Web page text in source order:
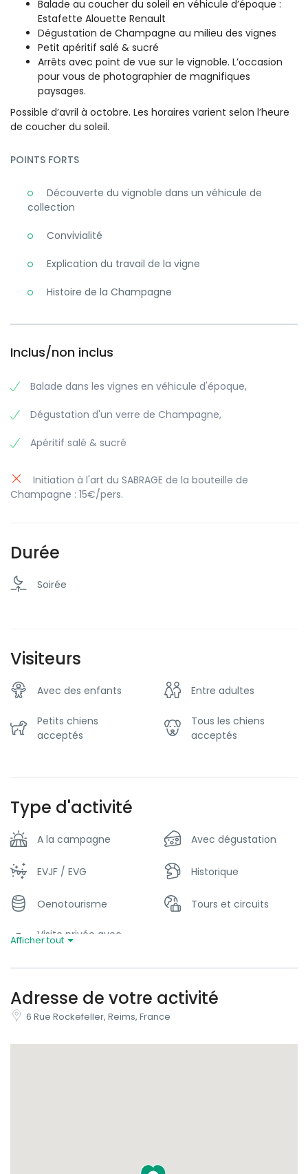
Balade au coucher du soleil en véhicule d’époque :
Estafette Alouette Renault
Dégustation de Champagne au milieu des vignes
Petit apéritif salé & sucré
Arrêts avec point de vue sur le vignoble. L’occasion
pour vous de photographier de magnifiques
paysages.
Possible d’avril à octobre. Les horaires varient selon l’heure
de coucher du soleil.
POINTS FORTS
Découverte du vignoble dans un véhicule de
collection
Convivialité
Explication du travail de la vigne
Histoire de la Champagne
Inclus/non inclus
Balade dans les vignes en véhicule d'époque,
Dégustation d'un verre de Champagne,
Apéritif salé & sucré
Initiation à l'art du SABRAGE de la bouteille de
Champagne : 15€/pers.
Durée
Soirée
Visiteurs
Avec des enfants Entre adultes
Petits chiens
acceptés
Tous les chiens
acceptés
Type d'activité
A la campagne Avec dégustation
EVJF / EVG Historique
Oenotourisme Tours et circuits
Visite privée avec
Afficher tout
Adresse de votre activité
6 Rue Rockefeller, Reims, France